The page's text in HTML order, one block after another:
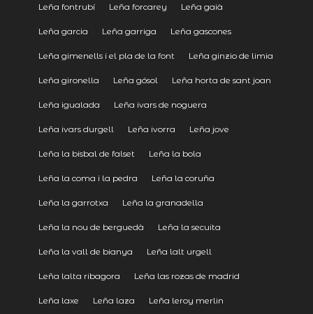
Leña fontrubí Leña forcarey Leña gaià
Leña garcia Leña garriga Leña gascones
Leña gimenells i el pla de la font Leña ginzio de limia
Leña gironella Leña gósol Leña horta de sant joan
Leña igualada Leña ivars de noguera
Leña ivars durgell Leña ivorra Leña jove
Leña la bisbal de falset Leña la bola
Leña la coma i la pedra Leña la coruña
Leña la garrotxa Leña la granadella
Leña la nou de berguedà Leña la secuita
Leña la vall de bianya Leña lalt urgell
Leña lalta ribagora Leña las rozas de madrid
Leña laxe Leña laza Leña leroy merlin